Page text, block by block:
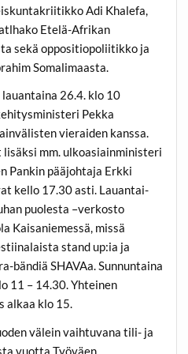
Adi Khalefa,
Etelä-Afrikan
sekä oppositiopoliitikko ja
Somalimaasta.
26.4. klo 10
Pekka
vieraiden kanssa.
mm. ulkoasiainministeri
Pankin pääjohtaja Erkki
kello 17.30 asti. Lauantai-
puolesta –verkosto
Kaisaniemessä, missä
stand up:ia ja
bändiäSHAVAa. Sunnuntaina
11 – 14.30. Yhteinen
alkaa klo 15.
välein vaihtuvana tili- ja
vuotta Työväen